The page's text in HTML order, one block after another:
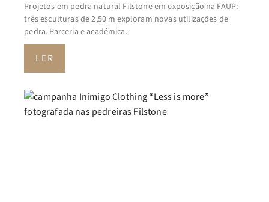
Projetos em pedra natural Filstone em exposição na FAUP:
três esculturas de 2,50 m exploram novas utilizações de
pedra. Parceria e académica.
LER